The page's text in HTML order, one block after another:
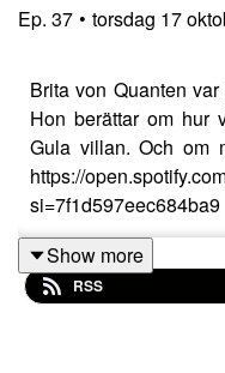
Ep. 37 • torsdag 17
Brita von Quanten
Hon berättar om hur
Gula villan. Och om
https://
si=7f1d597eec684ba9
Show more
RSS